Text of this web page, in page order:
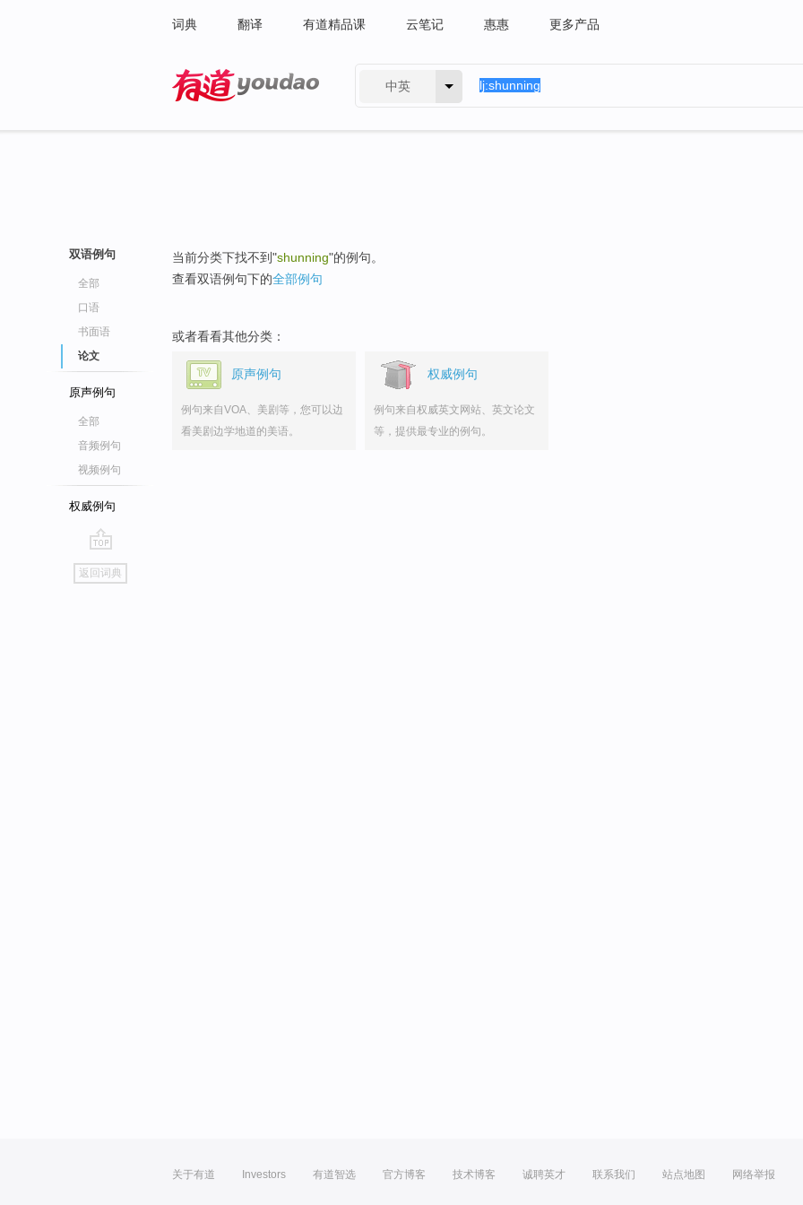
词典 翻译 有道精品课 云笔记 惠惠 更多产品
中英
双语例句
全部
口语
书面语
论文
原声例句
全部
音频例句
视频例句
权威例句
go
top
返回词典
当前分类下找不到"shunning"的例句。
查看双语例句下的全部例句
或者看看其他分类：
原声例句
例句来自VOA、美剧等，您可以边
看美剧边学地道的美语。
权威例句
例句来自权威英文网站、英文论文
等，提供最专业的例句。
关于有道 Investors 有道智选 官方博客 技术博客 诚聘英才 联系我们 站点地图 网络举报